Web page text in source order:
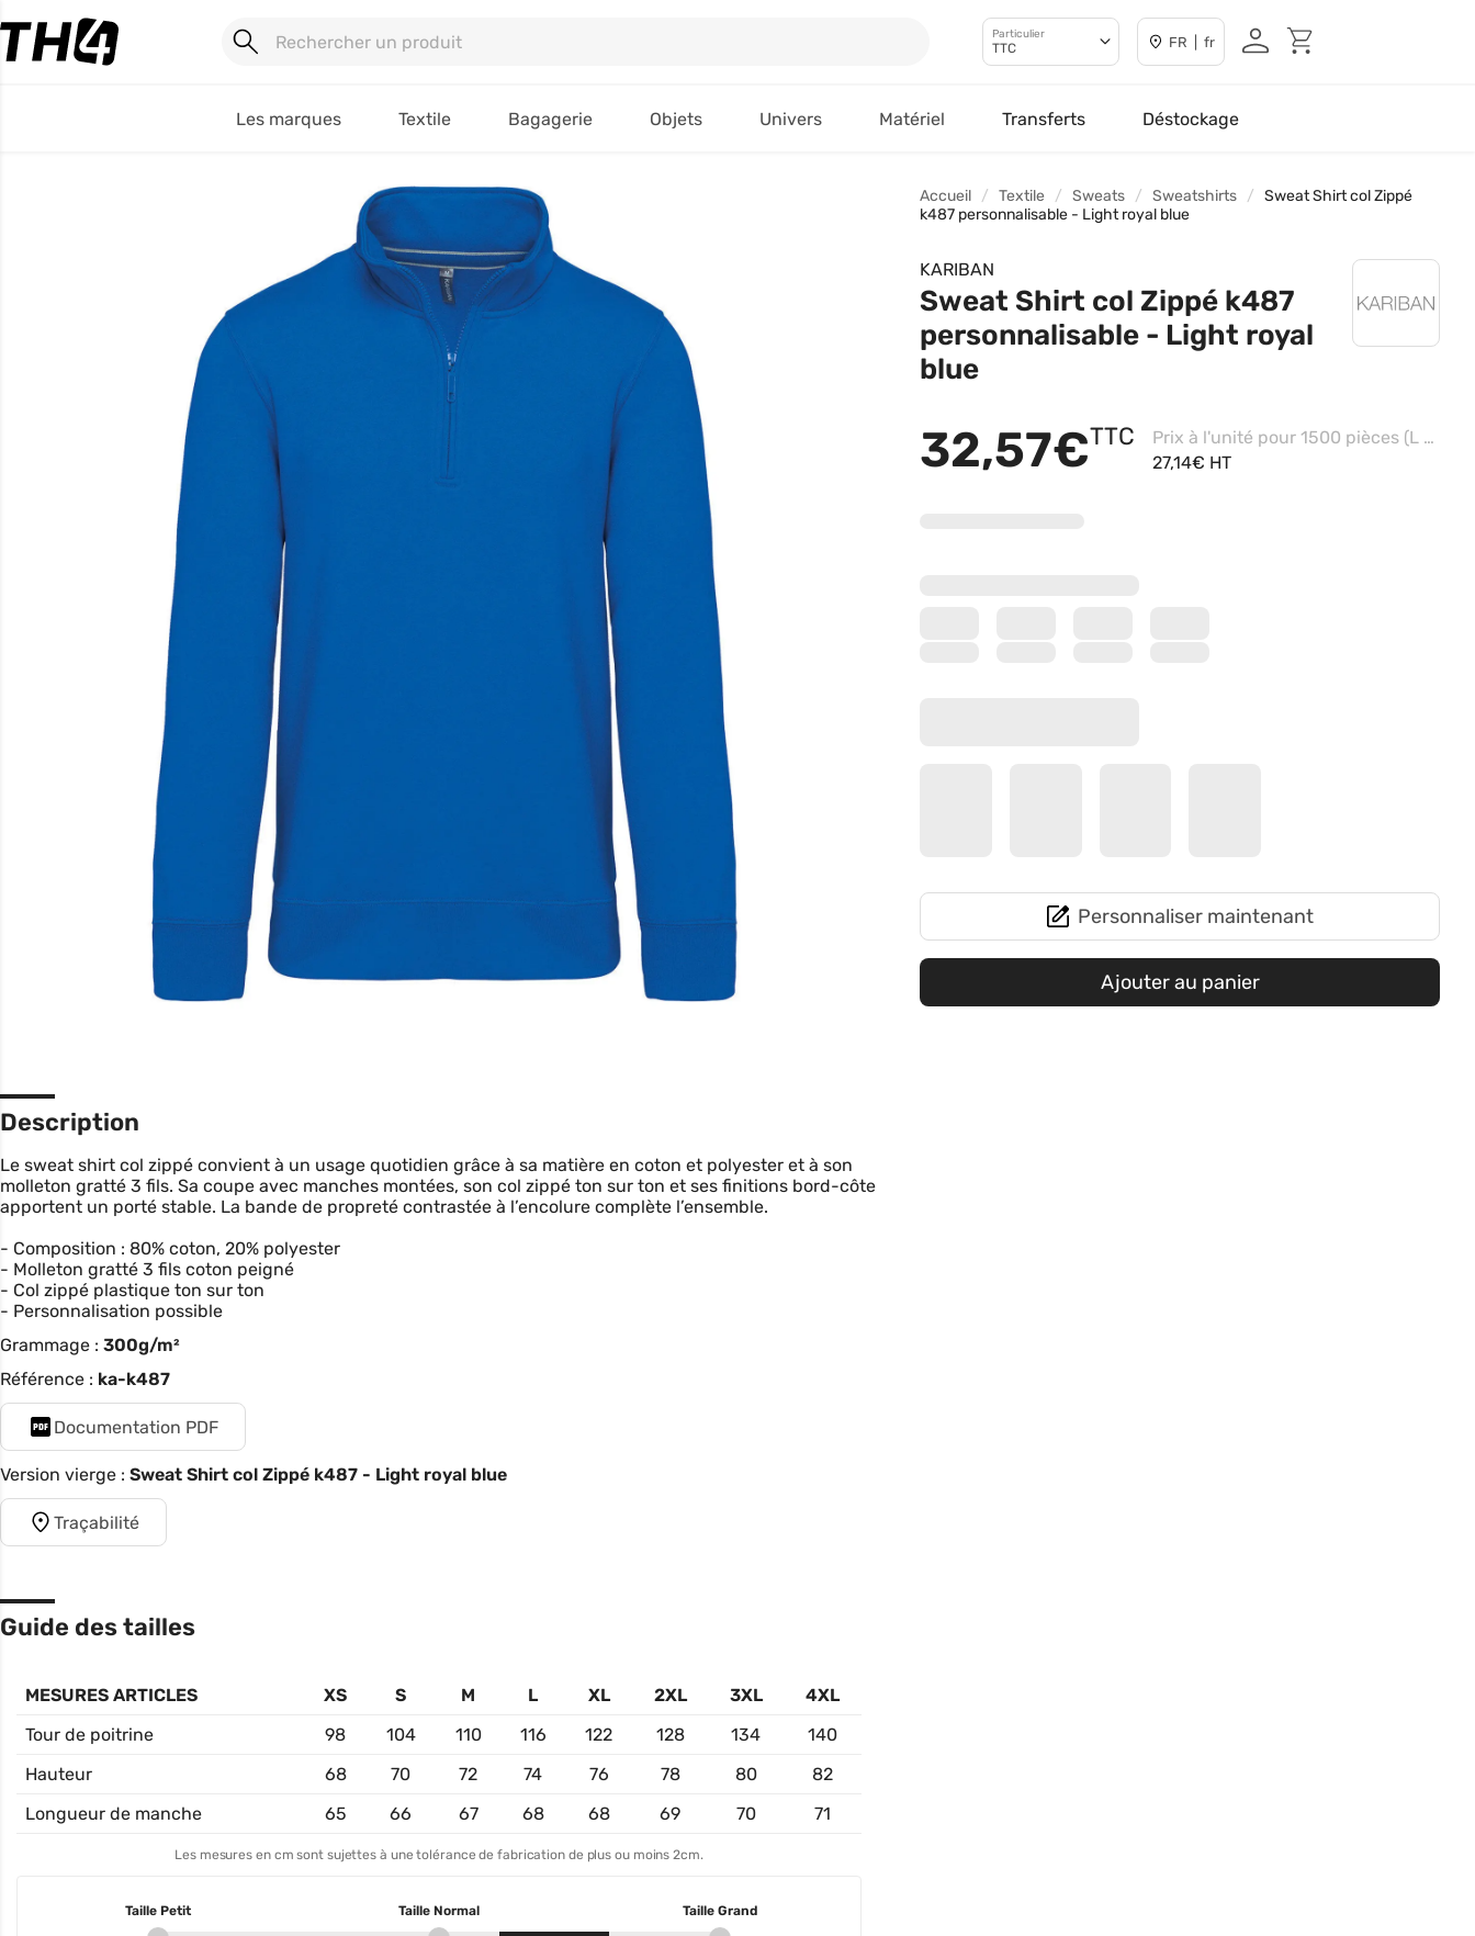
Particulier
TTC FR | fr
Les marques Textile Bagagerie Objets Univers Matériel Transferts Déstockage
Accueil Textile Sweats Sweatshirts
Sweat Shirt col Zippé
k487 personnalisable - Light royal blue
KARIBAN
Sweat Shirt col Zippé k487
personnalisable - Light royal
blue
32,57€TTC
Prix à l'unité pour 1500 pièces (L - Navy, Impression coeur)
27,14€ HT
Personnaliser maintenant
Ajouter au panier
Description
Le sweat shirt col zippé convient à un usage quotidien grâce à sa matière en coton et polyester et à son
molleton gratté 3 fils. Sa coupe avec manches montées, son col zippé ton sur ton et ses finitions bord-côte
apportent un porté stable. La bande de propreté contrastée à l’encolure complète l’ensemble.
- Composition : 80% coton, 20% polyester
- Molleton gratté 3 fils coton peigné
- Col zippé plastique ton sur ton
- Personnalisation possible
Grammage : 300g/m²
Référence : ka-k487
Documentation PDF
Version vierge : Sweat Shirt col Zippé k487 - Light royal blue
Traçabilité
Guide des tailles
MESURES ARTICLES XS S M L XL 2XL 3XL
4XL
Tour de poitrine
98 104 110 116 122 128 134
140
Hauteur
68 70 72 74 76 78 80
82
Longueur de manche
65 66 67 68 68 69 70 71
Les mesures en cm sont sujettes à une tolérance de fabrication de plus ou moins 2cm.
Taille Petit Taille Normal Taille Grand